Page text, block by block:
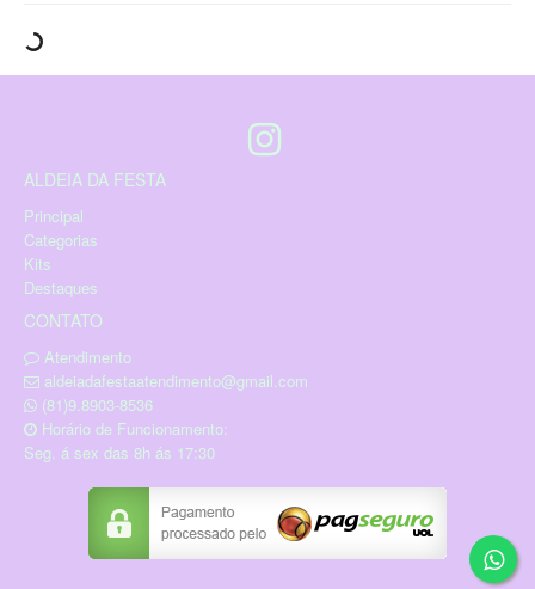
ALDEIA DA FESTA
Principal
Categorias
Kits
Destaques
CONTATO
Atendimento
aldeiadafestaatendimento@gmail.com
(81)9.8903-8536
Horário de Funcionamento:
Seg. á sex das 8h ás 17:30